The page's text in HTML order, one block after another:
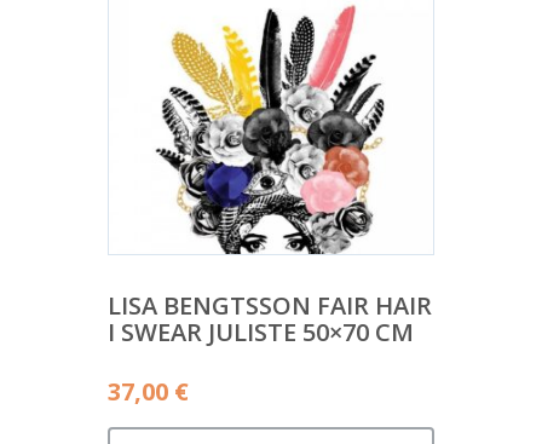
LISA BENGTSSON FAIR HAIR
I SWEAR JULISTE 50×70 CM
37,00 €